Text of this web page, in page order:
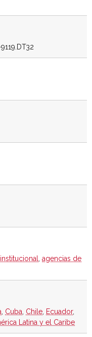
, agencias de
, Cuba, Chile, Ecuador,
Latina y el Caribe